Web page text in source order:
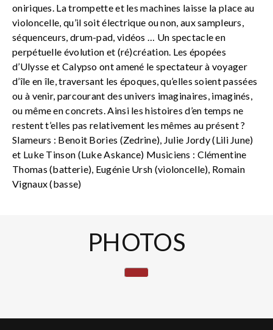
oniriques. La trompette et les machines laisse la place au
violoncelle, qu’il soit électrique ou non, aux sampleurs,
séquenceurs, drum-pad, vidéos … Un spectacle en
perpétuelle évolution et (ré)création. Les épopées
d’Ulysse et Calypso ont amené le spectateur à voyager
d’île en île, traversant les époques, qu’elles soient passées
ou à venir, parcourant des univers imaginaires, imaginés,
ou même en concrets. Ainsi les histoires d’en temps ne
restent t’elles pas relativement les mêmes au présent ?
Slameurs : Benoit Bories (Zedrine), Julie Jordy (Lili June)
et Luke Tinson (Luke Askance) Musiciens : Clémentine
Thomas (batterie), Eugénie Ursh (violoncelle), Romain
Vignaux (basse)
PHOTOS